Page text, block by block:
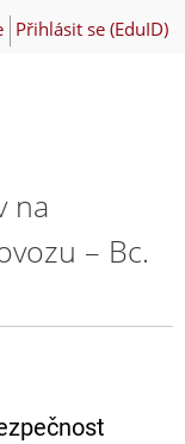
Přihlásit se (EduID)
na
– Bc.